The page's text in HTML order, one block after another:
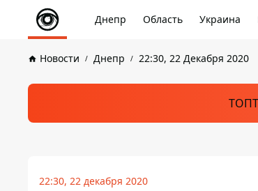
Днепр Область Украина
Новости Днепр 22:30, 22 Декабря 2020
22:30, 22 декабря 2020